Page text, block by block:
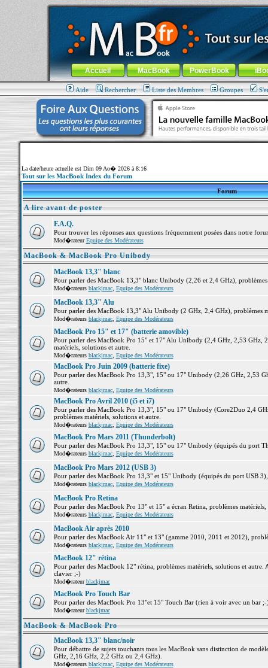
MacBook-fr.com : 100% Apple... 100% nomade !
Aller au contenu-Aller au menu général-Aller au menu de
Menu général
Accueil MacBook PowerBook
Aide Rechercher Liste des Membres Groupes
La date/heure actuelle est Dim 09 Ao� 2026 à 8:16
Tout sur les MacBook Index du Forum
Forum
A lire avant de poster
F.A.Q.
Pour trouver les réponses aux questions fréquemment posées dans notre
Mod�rateurEquipe des Modérateurs
MacBook & MacBook Pro Unibody
MacBook 13,3" blanc
Pour parler des MacBook 13,3" blanc Unibody (2,26 et 2,4 GHz),
Mod�rateurs blackjmac, Equipe des Modérateurs
MacBook 13,3" Alu
Pour parler des MacBook 13,3" Alu Unibody (2 GHz, 2,4 GHz), problèmes
Mod�rateurs blackjmac, Equipe des Modérateurs
MacBook Pro 15" et 17" (batterie amovible)
Pour parler des MacBook Pro 15" et 17" Alu Unibody (2,4 GHz, 2,53 GHz,
matériels, solutions et autre.
Mod�rateurs blackjmac, Equipe des Modérateurs
MacBook Pro Juin 2009 (batterie fixe)
Pour parler des MacBook Pro 13,3", 15" ou 17" Unibody (2,26 GHz, 2,53
autre.
Mod�rateurs blackjmac, Equipe des Modérateurs
MacBook Pro Avril 2010 (i5 et i7)
Pour parler des MacBook Pro 13,3", 15" ou 17" Unibody (Core2Duo 2,4
problèmes matériels, solutions et autre.
Mod�rateurs blackjmac, Equipe des Modérateurs
MacBook Pro Mars 2011 (Thunderbolt)
Pour parler des MacBook Pro 13,3", 15" ou 17" Unibody (équipés du port
Mod�rateurs blackjmac, Equipe des Modérateurs
MacBook Pro Mars 2012 (USB 3)
Pour parler des MacBook Pro 13,3" et 15" Unibody (équipés du port USB
Mod�rateurs blackjmac, Equipe des Modérateurs
MacBook Pro Retina
Pour parler des MacBook Pro 13" et 15" a écran Retina, problèmes matériels,
Mod�rateurs blackjmac, Equipe des Modérateurs
MacBook Air après 2010
Pour parler des MacBook Air 11" et 13" (gamme 2010, 2011 et 2012),
Mod�rateurs blackjmac, Equipe des Modérateurs
MacBook 12" rétina
Pour parler des MacBook 12" rétina, problèmes matériels, solutions et
clavier ;-)
Mod�rateurblackjmac
MacBook Pro Touch Bar
Pour parler des MacBook Pro 13"et 15" Touch Bar (rien à voir avec un bar
Mod�rateurblackjmac
MacBook & MacBook Pro
MacBook 13,3" blanc/noir
Pour débattre de sujets touchants tous les MacBook sans distinction de
GHz, 2,16 GHz, 2,2 GHz ou 2,4 GHz).
Mod�rateurs blackjmac, Equipe des Modérateurs